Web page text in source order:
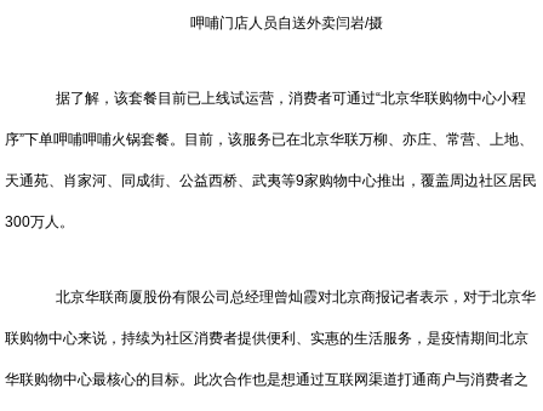
呷哺门店人员自送外卖闫岩/摄
据了解，该套餐目前已上线试运营，消费者可通过“北京华联购物中心小程
序”下单呷哺呷哺火锅套餐。目前，该服务已在北京华联万柳、亦庄、常营、上地、
天通苑、肖家河、同成街、公益西桥、武夷等9家购物中心推出，覆盖周边社区居民
300万人。
北京华联商厦股份有限公司总经理曾灿霞对北京商报记者表示，对于北京华
联购物中心来说，持续为社区消费者提供便利、实惠的生活服务，是疫情期间北京
华联购物中心最核心的目标。此次合作也是想通过互联网渠道打通商户与消费者之